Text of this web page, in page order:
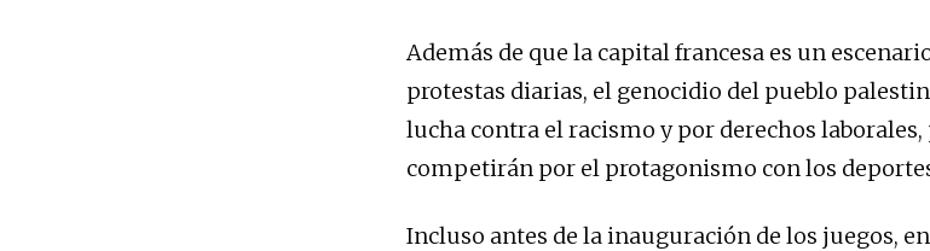
Además de que la capital francesa es un
protestas diarias, el genocidio del pueblo
lucha contra el racismo y por derechos
competirán por el protagonismo con los
Incluso antes de la inauguración de los juegos,